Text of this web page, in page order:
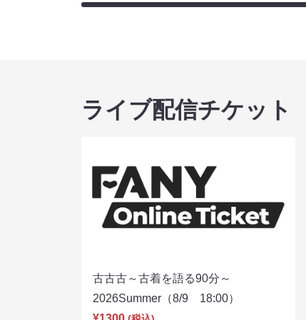
ライブ配信チケット
古古古～古着を語る90分～
2026Summer（8/9 18:00）